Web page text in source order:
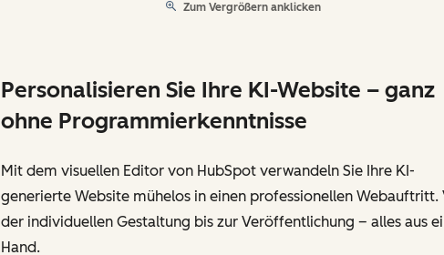
Zum Vergrößern anklicken
Personalisieren Sie Ihre KI-Website – ganz
ohne Programmierkenntnisse
Mit dem visuellen Editor von HubSpot verwandeln Sie Ihre KI-
generierte Website mühelos in einen professionellen Webauftritt.
der individuellen Gestaltung bis zur Veröffentlichung – alles aus
Hand.